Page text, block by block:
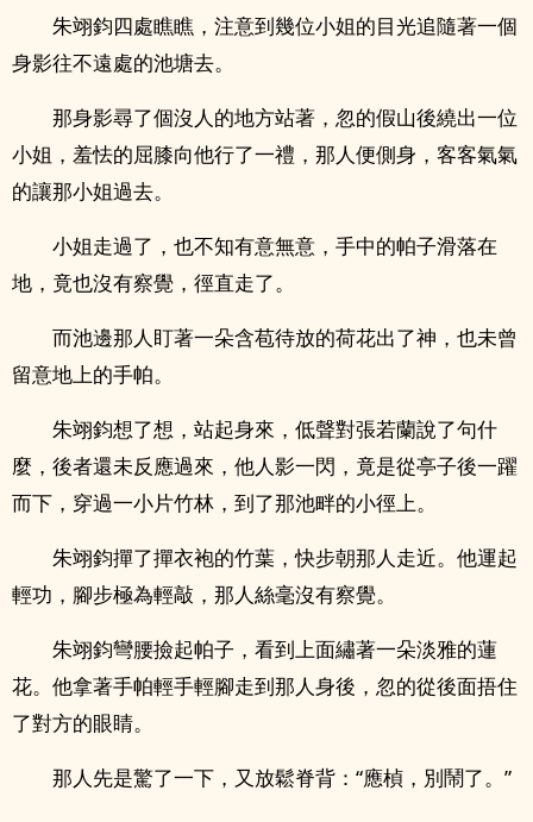
朱翊鈞四處瞧瞧，注意到幾位小姐的目光追隨著一個
身影往不遠處的池塘去。
那身影尋了個沒人的地方站著，忽的假山後繞出一位
小姐，羞怯的屈膝向他行了一禮，那人便側身，客客氣氣
的讓那小姐過去。
小姐走過了，也不知有意無意，手中的帕子滑落在
地，竟也沒有察覺，徑直走了。
而池邊那人盯著一朵含苞待放的荷花出了神，也未曾
留意地上的手帕。
朱翊鈞想了想，站起身來，低聲對張若蘭說了句什
麼，後者還未反應過來，他人影一閃，竟是從亭子後一躍
而下，穿過一小片竹林，到了那池畔的小徑上。
朱翊鈞撣了撣衣袍的竹葉，快步朝那人走近。他運起
輕功，腳步極為輕敲，那人絲毫沒有察覺。
朱翊鈞彎腰撿起帕子，看到上面繡著一朵淡雅的蓮
花。他拿著手帕輕手輕腳走到那人身後，忽的從後面捂住
了對方的眼睛。
那人先是驚了一下，又放鬆脊背：“應楨，別鬧了。”